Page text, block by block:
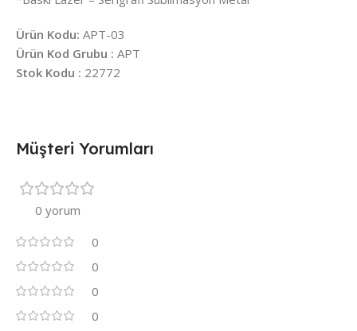
Ürün Kodu: APT-03
Ürün Kod Grubu : APT
Stok Kodu : 22772
Müşteri Yorumları
0 yorum
0
0
0
0